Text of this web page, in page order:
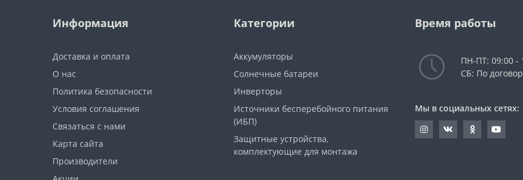
Информация
Доставка и оплата
О нас
Политика безопасности
Условия соглашения
Связаться с нами
Карта сайта
Производители
Категории
Аккумуляторы
Солнечные батареи
Инверторы
Источники бесперебойного питания
(ИБП)
Защитные устройства,
комплектующие для монтажа
Время работы
ПН-ПТ: 09:00 -
СБ: По
Мы в социальных сетях: